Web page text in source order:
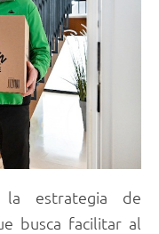
la estrategia de
busca facilitar al